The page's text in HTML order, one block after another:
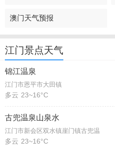
澳门天气预报
江门景点天气
锦江温泉
江门市恩平市大田镇
多云 23~16°C
古兜温泉山泉水
江门市新会区双水镇崖门镇古兜温
多云 23~16°C